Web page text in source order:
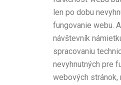
len po dobu
fungovanie webu.
návštevník
spracovaniu
nevyhnutných pre
webových stránok,